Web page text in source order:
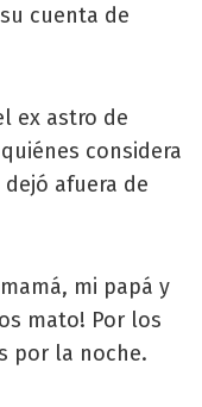
cuenta de
ex astro de
considera
afuera de
mi papá y
mato! Por los
por la noche.